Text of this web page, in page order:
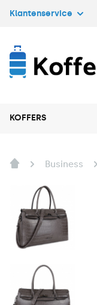
Klantenservice
KOFFERS
Business